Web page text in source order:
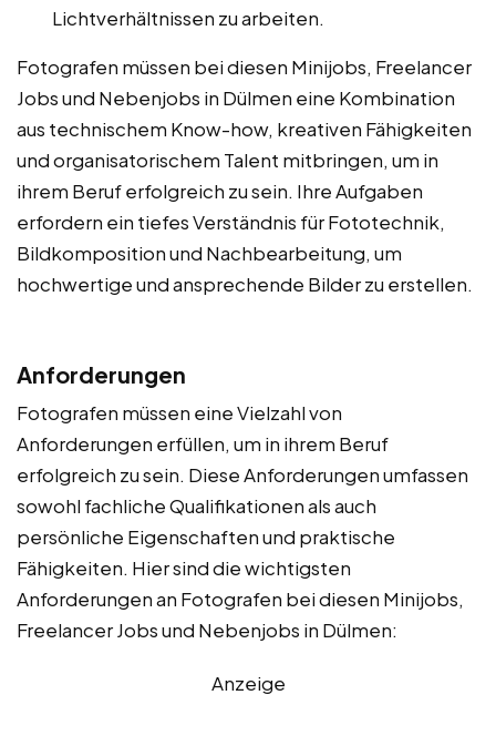
Lichtverhältnissen zu arbeiten.
Fotografen müssen bei diesen Minijobs, Freelancer
Jobs und Nebenjobs in Dülmen eine Kombination
aus technischem Know-how, kreativen Fähigkeiten
und organisatorischem Talent mitbringen, um in
ihrem Beruf erfolgreich zu sein. Ihre Aufgaben
erfordern ein tiefes Verständnis für Fototechnik,
Bildkomposition und Nachbearbeitung, um
hochwertige und ansprechende Bilder zu erstellen.
Anforderungen
Fotografen müssen eine Vielzahl von
Anforderungen erfüllen, um in ihrem Beruf
erfolgreich zu sein. Diese Anforderungen umfassen
sowohl fachliche Qualifikationen als auch
persönliche Eigenschaften und praktische
Fähigkeiten. Hier sind die wichtigsten
Anforderungen an Fotografen bei diesen Minijobs,
Freelancer Jobs und Nebenjobs in Dülmen:
Anzeige